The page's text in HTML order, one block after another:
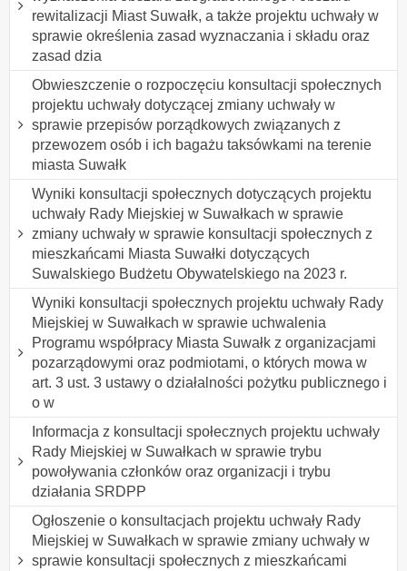
rewitalizacji Miast Suwałk, a także projektu uchwały w
sprawie określenia zasad wyznaczania i składu oraz
zasad dzia
Obwieszczenie o rozpoczęciu konsultacji społecznych
projektu uchwały dotyczącej zmiany uchwały w
sprawie przepisów porządkowych związanych z
przewozem osób i ich bagażu taksówkami na terenie
miasta Suwałk
Wyniki konsultacji społecznych dotyczących projektu
uchwały Rady Miejskiej w Suwałkach w sprawie
zmiany uchwały w sprawie konsultacji społecznych z
mieszkańcami Miasta Suwałki dotyczących
Suwalskiego Budżetu Obywatelskiego na 2023 r.
Wyniki konsultacji społecznych projektu uchwały Rady
Miejskiej w Suwałkach w sprawie uchwalenia
Programu współpracy Miasta Suwałk z organizacjami
pozarządowymi oraz podmiotami, o których mowa w
art. 3 ust. 3 ustawy o działalności pożytku publicznego i
o w
Informacja z konsultacji społecznych projektu uchwały
Rady Miejskiej w Suwałkach w sprawie trybu
powoływania członków oraz organizacji i trybu
działania SRDPP
Ogłoszenie o konsultacjach projektu uchwały Rady
Miejskiej w Suwałkach w sprawie zmiany uchwały w
sprawie konsultacji społecznych z mieszkańcami